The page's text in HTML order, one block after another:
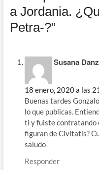
a Jordania.
Petra-?”
Susana
18 enero, 2020 a las
Buenas tardes
lo que publicas.
ti y fuiste contratando
figuran de Civitatis?
saludo
Responder